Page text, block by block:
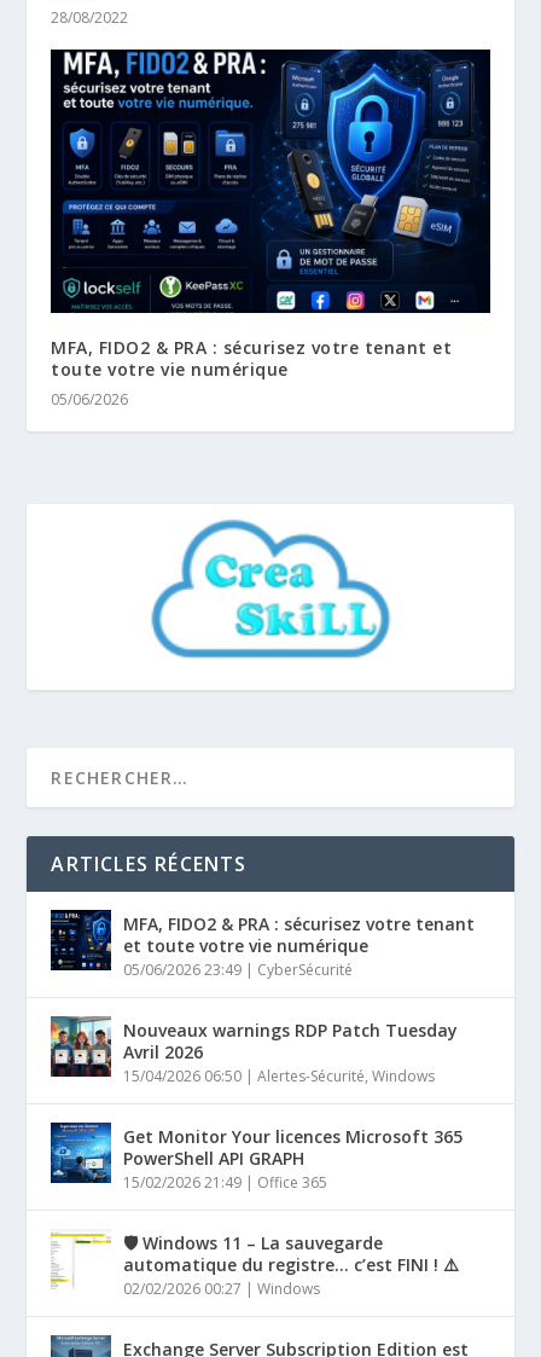
28/08/2022
MFA, FIDO2 & PRA : sécurisez votre tenant et
toute votre vie numérique
05/06/2026
ARTICLES RÉCENTS
MFA, FIDO2 & PRA : sécurisez votre tenant
et toute votre vie numérique
05/06/2026 23:49 | CyberSécurité
Nouveaux warnings RDP Patch Tuesday
Avril 2026
15/04/2026 06:50 |Alertes-Sécurité,Windows
Get Monitor Your licences Microsoft 365
PowerShell API GRAPH
15/02/2026 21:49 | Office 365
🛡️ Windows 11 – La sauvegarde
automatique du registre… c’est FINI ! ⚠️
02/02/2026 00:27 |Windows
Exchange Server Subscription Edition est